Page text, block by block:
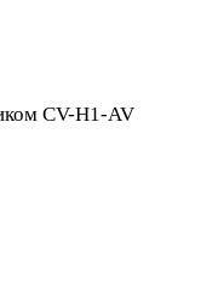
CV-H1-AV